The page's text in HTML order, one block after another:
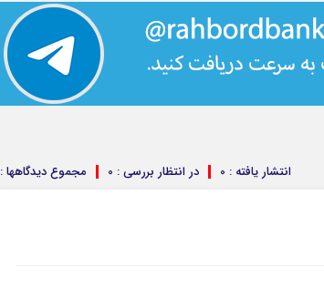
مجموع دیدگاهها : 0 در انتظار بررسی : 0 انتشار یافته : 0